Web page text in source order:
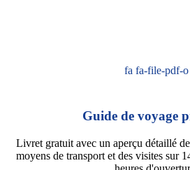
fa fa-file-pdf-o
Guide de voyage
Livret gratuit avec un aperçu détaillé
moyens de transport et des visites sur